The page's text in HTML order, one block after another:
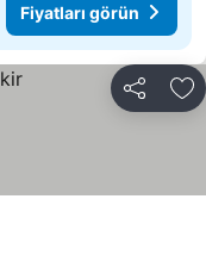
Fiyatları görün
Paylaş